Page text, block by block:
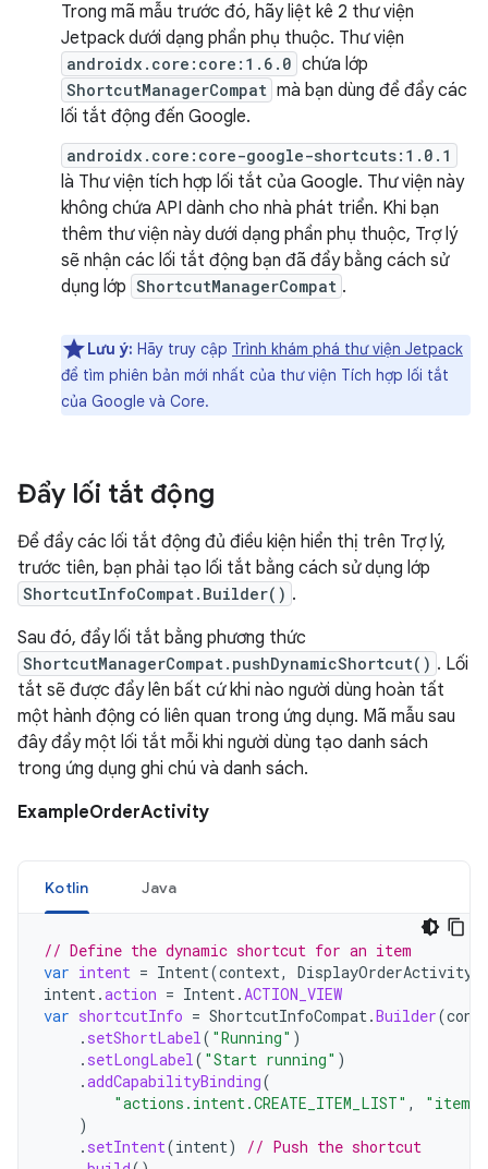
Trong mã mẫu trước đó, hãy liệt kê 2 thư viện
Jetpack dưới dạng phần phụ thuộc. Thư viện
androidx.core:core:1.6.0 chứa lớp
ShortcutManagerCompat mà bạn dùng để đẩy các
lối tắt động đến Google.
androidx.core:core-google-shortcuts:1.0.1
là Thư viện tích hợp lối tắt của Google. Thư viện này
không chứa API dành cho nhà phát triển. Khi bạn
thêm thư viện này dưới dạng phần phụ thuộc, Trợ lý
sẽ nhận các lối tắt động bạn đã đẩy bằng cách sử
dụng lớp ShortcutManagerCompat .
Lưu ý: Hãy truy cập Trình khám phá thư viện Jetpack
để tìm phiên bản mới nhất của thư viện Tích hợp lối tắt
của Google và Core.
Đẩy lối tắt động
Để đẩy các lối tắt động đủ điều kiện hiển thị trên Trợ lý,
trước tiên, bạn phải tạo lối tắt bằng cách sử dụng lớp
ShortcutInfoCompat.Builder() .
Sau đó, đẩy lối tắt bằng phương thức
ShortcutManagerCompat.pushDynamicShortcut() . Lối
tắt sẽ được đẩy lên bất cứ khi nào người dùng hoàn tất
một hành động có liên quan trong ứng dụng. Mã mẫu sau
đây đẩy một lối tắt mỗi khi người dùng tạo danh sách
trong ứng dụng ghi chú và danh sách.
ExampleOrderActivity
Kotlin Java
// Define the dynamic shortcut for an item
var intent = Intent(context, DisplayOrderActivity
intent.action = Intent.ACTION_VIEW
var shortcutInfo = ShortcutInfoCompat.Builder(
. setShortLabel( "Running" )
. setLongLabel( "Start running" )
.addCapabilityBinding(
"actions.intent.CREATE_ITEM_LIST" ,
)
. setIntent(intent)
// Push the shortcut